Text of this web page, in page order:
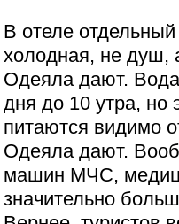
В отеле
холодная, не душ,
Одеяла дают. Вода
дня до 10 утра, но
питаются видимо
Одеяла дают.
машин МЧС,
значительно